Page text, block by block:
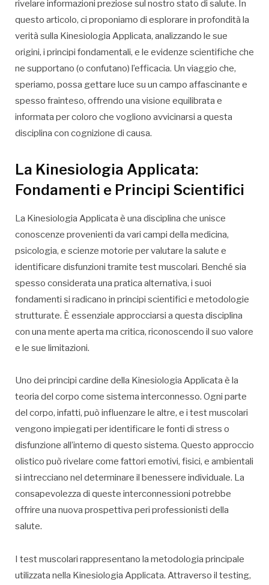
rivelare informazioni preziose sul nostro stato di salute. In
questo articolo, ci proponiamo di esplorare in profondità la
verità sulla Kinesiologia Applicata, analizzando le sue
origini, i principi fondamentali, e le evidenze scientifiche che
ne supportano (o confutano) l’efficacia. Un viaggio che,
speriamo, possa gettare luce su un campo affascinante e
spesso frainteso, offrendo una visione equilibrata e
informata per coloro che vogliono avvicinarsi a questa
disciplina con cognizione di causa.
La Kinesiologia Applicata:
Fondamenti e Principi Scientifici
La Kinesiologia Applicata è una disciplina che unisce
conoscenze provenienti da vari campi della medicina,
psicologia, e scienze motorie per valutare la salute e
identificare disfunzioni tramite test muscolari. Benché sia
spesso considerata una pratica alternativa, i suoi
fondamenti si radicano in principi scientifici e metodologie
strutturate. È essenziale approcciarsi a questa disciplina
con una mente aperta ma critica, riconoscendo il suo valore
e le sue limitazioni.
Uno dei principi cardine della Kinesiologia Applicata è la
teoria del corpo come sistema interconnesso. Ogni parte
del corpo, infatti, può influenzare le altre, e i test muscolari
vengono impiegati per identificare le fonti di stress o
disfunzione all’interno di questo sistema. Questo approccio
olistico può rivelare come fattori emotivi, fisici, e ambientali
si intrecciano nel determinare il benessere individuale. La
consapevolezza di queste interconnessioni potrebbe
offrire una nuova prospettiva peri professionisti della
salute.
I test muscolari rappresentano la metodologia principale
utilizzata nella Kinesiologia Applicata. Attraverso il testing,